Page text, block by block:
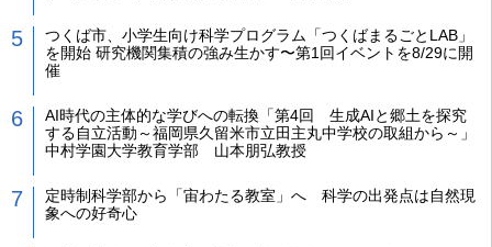
つくば市、小学生向け科学プログラム「つくばまるごとLAB」
を開始 研究機関集積の強み生かす〜第1回イベントを8/29に開
催
AI時代の主体的な学びへの転換「第4回 生成AIと郷土を探究
する自立活動～福岡県久留米市立田主丸中学校の取組から～」
中村学園大学教育学部 山本朋弘教授
定時制科学部から「宙わたる教室」へ 科学の出発点は自然現
象への好奇心